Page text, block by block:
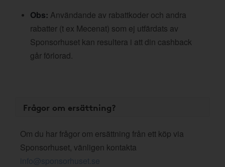
Obs: Användande av rabattkoder och andra
rabatter (t ex Mecenat) som ej utfärdats av
Sponsorhuset kan resultera i att din cashback
går förlorad.
Frågor om ersättning?
Om du har frågor om ersättning från ett köp via
Sponsorhuset, vänligen kontakta
info@sponsorhuset.se